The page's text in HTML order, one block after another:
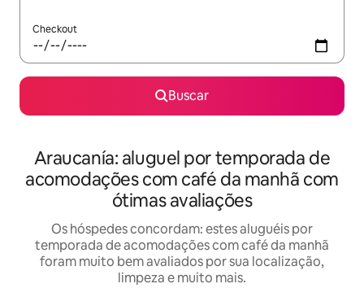
Checkout
Buscar
Araucanía: aluguel por temporada de
acomodações com café da manhã com
ótimas avaliações
Os hóspedes concordam: estes aluguéis por
temporada de acomodações com café da manhã
foram muito bem avaliados por sua localização,
limpeza e muito mais.